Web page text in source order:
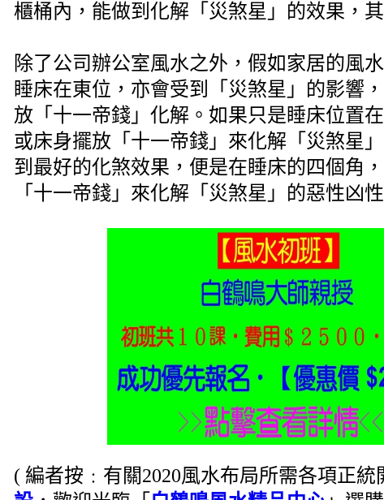
櫃桶內，能做到化解「災煞星」的效果，
除了公司辦公室風水之外，假如家居的風
睡床在東位，亦會受到「災煞星」的影響
放「十一帝錢」化解。如果只是睡床位置
或床身擺放「十一帝錢」來化解「災煞星
到最好的化煞效果，便是在睡床的四個角
「十一帝錢」來化解「災煞星」的惡性凶性
( 編者按﹕有關2020風水布局所需各項正統